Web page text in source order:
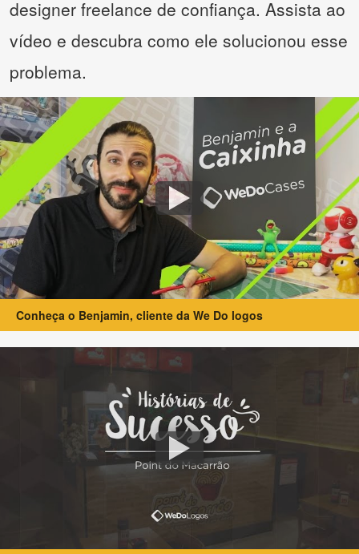
designer freelance de confiança. Assista ao
vídeo e descubra como ele solucionou esse
problema.
Conheça o Benjamin, cliente da We Do logos